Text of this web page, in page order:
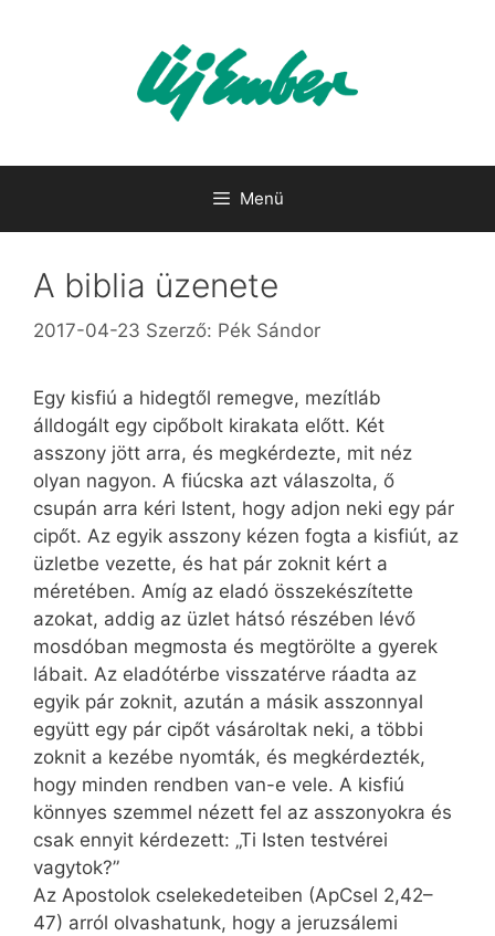
Menü
A biblia üzenete
2017-04-23 Szerző: Pék Sándor
Egy kisfiú a hidegtől remegve, mezítláb
álldogált egy cipőbolt kirakata előtt. Két
asszony jött arra, és megkérdezte, mit néz
olyan nagyon. A fiúcska azt válaszolta, ő
csupán arra kéri Istent, hogy adjon neki egy pár
cipőt. Az egyik asszony kézen fogta a kisfiút, az
üzletbe vezette, és hat pár zoknit kért a
méretében. Amíg az eladó összekészítette
azokat, addig az üzlet hátsó részében lévő
mosdóban megmosta és megtörölte a gyerek
lábait. Az eladótérbe visszatérve ráadta az
egyik pár zoknit, azután a másik asszonnyal
együtt egy pár cipőt vásároltak neki, a többi
zoknit a kezébe nyomták, és megkérdezték,
hogy minden rendben van-e vele. A kisfiú
könnyes szemmel nézett fel az asszonyokra és
csak ennyit kérdezett: „Ti Isten testvérei
vagytok?”
Az Apostolok cselekedeteiben (ApCsel 2,42–
47) arról olvashatunk, hogy a jeruzsálemi